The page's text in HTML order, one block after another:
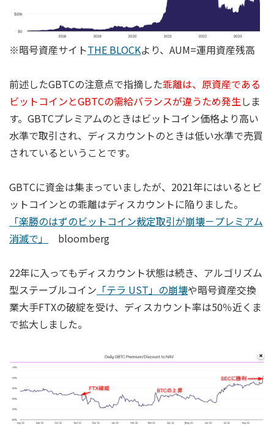
※暗号資産サイトTHE BLOCKより、AUM=運用資産残高
前述したGBTCの注意点で指摘した乖離は、原資産である
ビットコインとGBTCの需給バランスが違うため発生しま
す。GBTCプレミアムのときはビットコイン価格より高い
水準で取引され、ディスカウントのときは低い水準で売買
されているということです。
GBTCに資金は集まっていましたが、2021年にはいるとビ
ットコインとの乖離はディスカウントに陥りました。
「楽勝のはずのビットコイン裁定取引が崩壊－プレミアム
消滅で」
bloomberg
22年に入ってもディスカウント状態は続き、アルゴリズム
型ステーブルコイン 「テラ UST」の崩壊や暗号資産交換
業大手FTXの破綻を受け、ディスカウント率は50％近くま
で拡大しました。